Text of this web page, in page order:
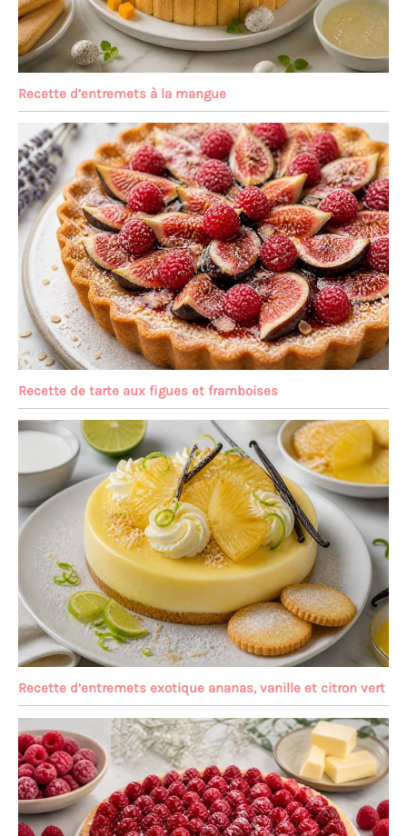
Recette d’entremets à la mangue
Recette de tarte aux figues et framboises
Recette d’entremets exotique ananas, vanille et citron vert